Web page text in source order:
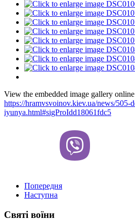
View the embedded image gallery
https://hramvsvoinov.kiev.ua/news/505-
iyunya.html#sigProIdd18061fdc5
Попередня
Наступна
Святі воїни